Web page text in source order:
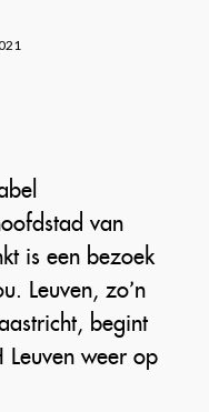
van
is een bezoek
Leuven, zo’n
begint
weer op